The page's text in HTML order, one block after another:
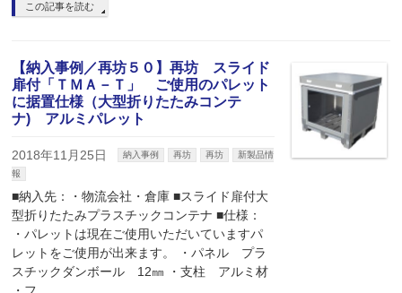
この記事を読む
【納入事例／再坊５０】再坊 スライド
扉付「ＴＭＡ－Ｔ」 ご使用のパレット
に据置仕様（大型折りたたみコンテ
ナ) アルミパレット
2018年11月25日 納入事例 再坊 再坊
新製品情
報
■納入先：・物流会社・倉庫 ■スライド扉付大
型折りたたみプラスチックコンテナ ■仕様：
・パレットは現在ご使用いただいていますパ
レットをご使用が出来ます。 ・パネル プラ
スチックダンボール 12㎜ ・支柱 アルミ材